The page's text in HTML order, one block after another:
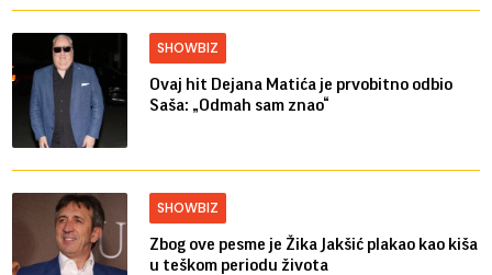
SHOWBIZ
Ovaj hit Dejana Matića je prvobitno odbio
Saša: „Odmah sam znao“
SHOWBIZ
Zbog ove pesme je Žika Jakšić plakao kao kiša
u teškom periodu života